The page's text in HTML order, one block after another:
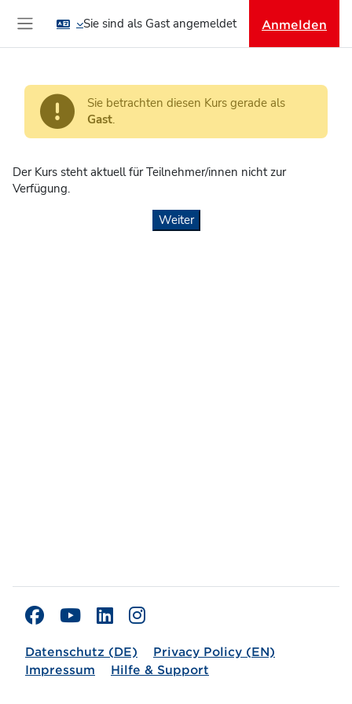
Sie sind als Gast angemeldet Anmelden
Sie betrachten diesen Kurs gerade als
Gast.
Der Kurs steht aktuell für Teilnehmer/innen nicht zur
Verfügung.
Weiter
Datenschutz (DE)
Privacy Policy (EN)
Impressum
Hilfe & Support